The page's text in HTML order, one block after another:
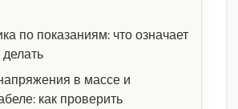
по показаниям: что означает
в массе и
как проверить